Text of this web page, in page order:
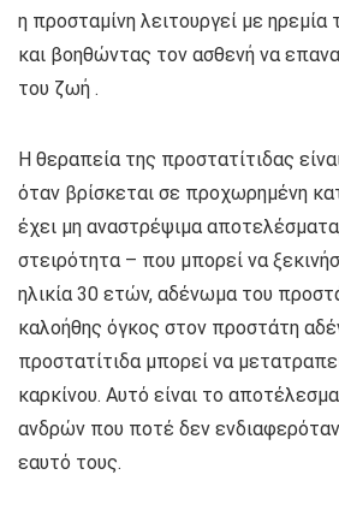
η προσταμίνη λειτουργεί με
και βοηθώντας τον ασθενή να
του ζωή .
Η θεραπεία της προστατίτιδας
όταν βρίσκεται σε προχωρημένη
έχει μη αναστρέψιμα
στειρότητα – που μπορεί να
ηλικία 30 ετών, αδένωμα του
καλοήθης όγκος στον προστάτη
προστατίτιδα μπορεί να
καρκίνου. Αυτό είναι το
ανδρών που ποτέ δεν
εαυτό τους.